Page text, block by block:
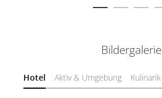
Bildergalerie
Hotel Aktiv & Umgebung Kulinarik